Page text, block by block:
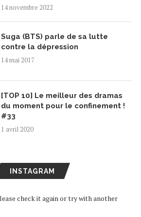
14 novembre 2022
Suga (BTS) parle de sa lutte
contre la dépression
14 mai 2017
[TOP 10] Le meilleur des dramas
du moment pour le confinement !
#33
1 avril 2020
INSTAGRAM
check it again or try with another